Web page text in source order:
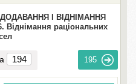
І ВІДНІМАННЯ
Віднімання раціональних
195